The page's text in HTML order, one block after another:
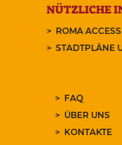
NÜTZLICHE
ROMA
STADTPLÄNE
FAQ
ÜBER UNS
KONTAKTE